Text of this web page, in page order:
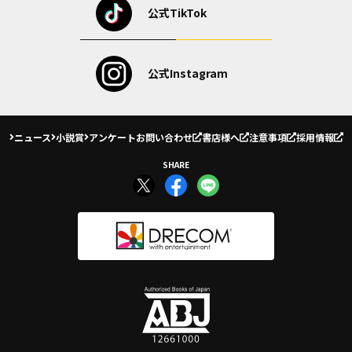
公式TikTok
公式Instagram
ニュース 小説賞 アンケートお問い合わせ 書店様へ 注意事項 採用情報
SHARE